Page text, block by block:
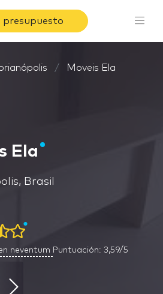
presupuesto
Moveis Ela
Ela
Brasil
neventum Puntuación: 3,59/5